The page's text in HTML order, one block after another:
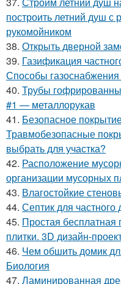
построить летний душ с
рукомойником
38. Открыть дверной
39. Газификация
Способы газоснабжения
40. Трубы
#1 — металлорукав
41. Безопасное
Травмобезопасные
выбрать для участка?
42. Расположение
организации мусорных
43. Влагостойкие
44. Септик для
45. Простая бесплатная
плитки. 3D дизайн-
46. Чем обшить домик
Биология
47. Ламинированная